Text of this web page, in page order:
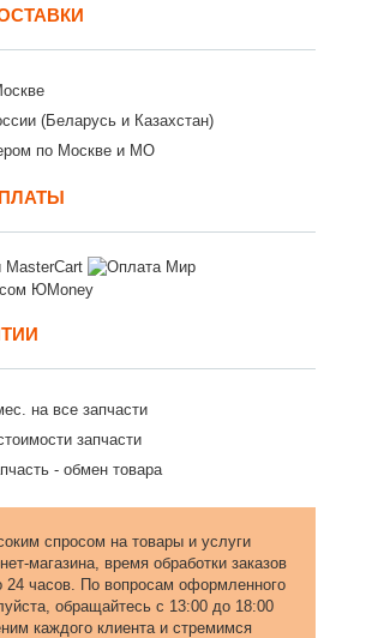
(Беларусь и Казахстан)
по Москве и МО
на все запчасти
запчасти
- обмен товара
спросом на товары и услуги
магазина, время обработки заказов
24 часов. По вопросам оформленного
обращайтесь с 13:00 до 18:00
каждого клиента и стремимся